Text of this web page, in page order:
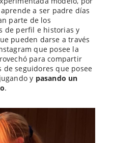
a ser padre días
parte de los
de perfil e historias y
pueden darse a través
que posee la
para compartir
de seguidores que posee
y pasando un
.